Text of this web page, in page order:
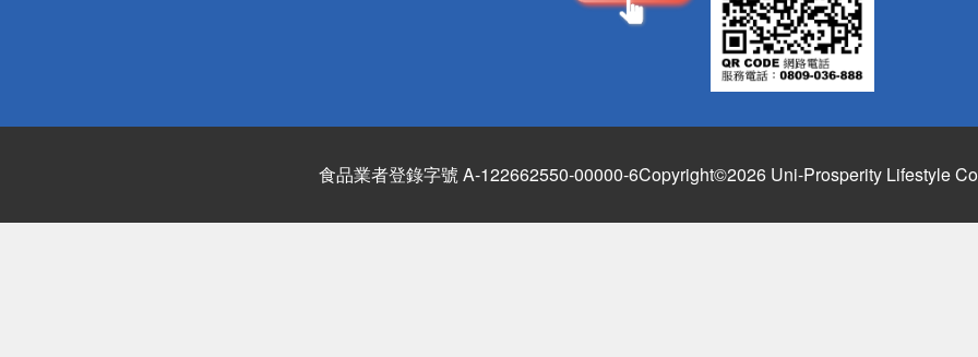
食品業者登錄字號 A-122662550-00000-6Copyright©2026 Uni-Prosperity Lifestyle